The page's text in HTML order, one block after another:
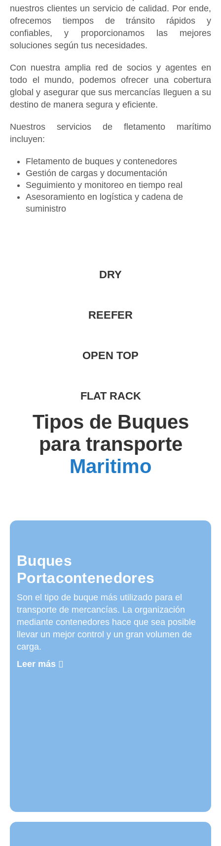
nuestros clientes un servicio de calidad. Por ende,
ofrecemos tiempos de tránsito rápidos y
confiables, y proporcionamos las mejores
soluciones según tus necesidades.
Con nuestra amplia red de socios y agentes en
todo el mundo, podemos ofrecer una cobertura
global y asegurar que sus mercancías lleguen a su
destino de manera segura y eficiente.
Nuestros servicios de fletamento marítimo
incluyen:
Fletamento de buques y contenedores
Gestión de cargas y documentación
Seguimiento y monitoreo en tiempo real
Asesoramiento en logística y cadena de
suministro
DRY
REEFER
OPEN TOP
FLAT RACK
Tipos de Buques
para transporte
Maritimo
Buques
Portacontenedores
Son el tipo de buque más utilizado para el
transporte de mercancías. La organización
mediante contenedores hace que sea posible
llevar un mejor control y un gran volumen de
carga.
Leer más